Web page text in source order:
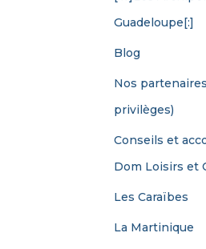
Guadeloupe[:]
Blog
Nos
privilèges)
Conseils et
Dom Loisirs et
Les Caraïbes
La Martinique